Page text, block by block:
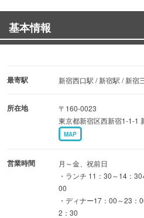
基本情報
最寄駅 新宿西口駅 / 新宿駅 / 新宿
所在地
〒160-0023
東京都新宿区西新宿1-1-1
MAP
営業時間
月～金、祝前日
・ランチ 11：30～14：
00
・ディナー17：00～23：
2：30